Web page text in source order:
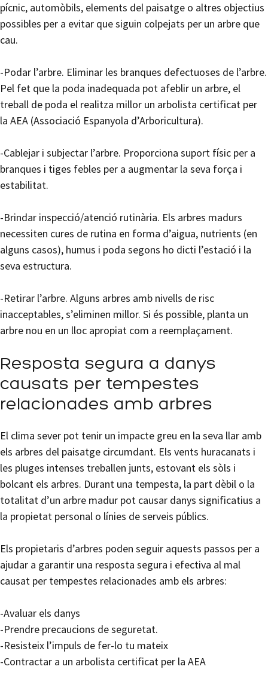
pícnic, automòbils, elements del paisatge o altres objectius
possibles per a evitar que siguin colpejats per un arbre que
cau.
-Podar l’arbre. Eliminar les branques defectuoses de l’arbre.
Pel fet que la poda inadequada pot afeblir un arbre, el
treball de poda el realitza millor un arbolista certificat per
la AEA (Associació Espanyola d’Arboricultura).
-Cablejar i subjectar l’arbre. Proporciona suport físic per a
branques i tiges febles per a augmentar la seva força i ​​
estabilitat.
-Brindar inspecció/atenció rutinària. Els arbres madurs
necessiten cures de rutina en forma d’aigua, nutrients (en
alguns casos), humus i poda segons ho dicti l’estació i la
seva estructura.
-Retirar l’arbre. Alguns arbres amb nivells de risc
inacceptables, s’eliminen millor. Si és possible, planta un
arbre nou en un lloc apropiat com a reemplaçament.
Resposta segura a danys
causats ​​per tempestes
relacionades amb arbres
El clima sever pot tenir un impacte greu en la seva llar amb
els arbres del paisatge circumdant. Els vents huracanats i
les pluges intenses treballen junts, estovant els sòls i
bolcant els arbres. Durant una tempesta, la part dèbil o la
totalitat d’un arbre madur pot causar danys significatius a
la propietat personal o línies de serveis públics.
Els propietaris d’arbres poden seguir aquests passos per a
ajudar a garantir una resposta segura i efectiva al mal
causat per tempestes relacionades amb els arbres:
-Avaluar els danys
-Prendre precaucions de seguretat.
-Resisteix l’impuls de fer-lo tu mateix
-Contractar a un arbolista certificat per la AEA